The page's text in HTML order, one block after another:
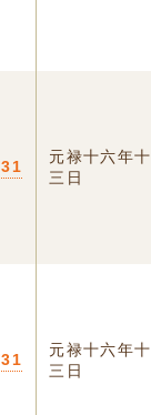
元禄十六年
三日
元禄十六年
三日